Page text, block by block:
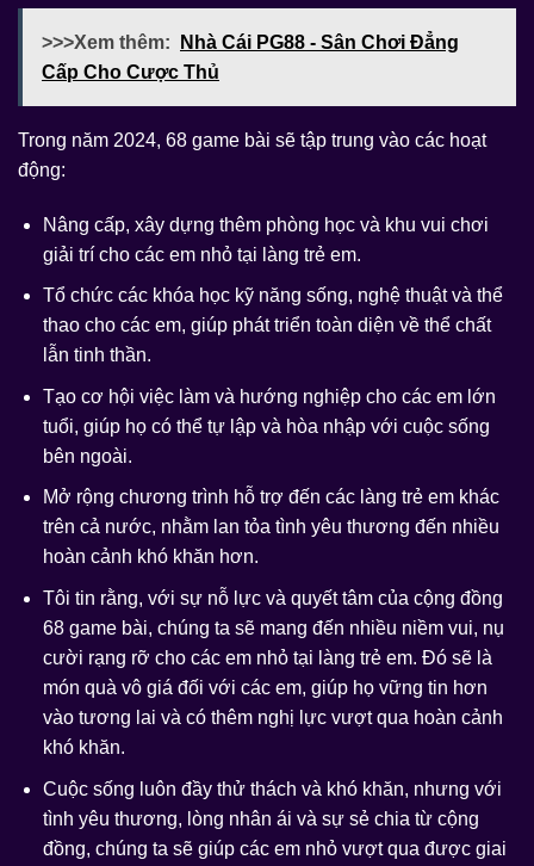
>>>Xem thêm:
Nhà Cái PG88 - Sân Chơi Đẳng
Cấp Cho Cược Thủ
Trong năm 2024, 68 game bài sẽ tập trung vào các hoạt
động:
Nâng cấp, xây dựng thêm phòng học và khu vui chơi
giải trí cho các em nhỏ tại làng trẻ em.
Tổ chức các khóa học kỹ năng sống, nghệ thuật và thể
thao cho các em, giúp phát triển toàn diện về thể chất
lẫn tinh thần.
Tạo cơ hội việc làm và hướng nghiệp cho các em lớn
tuổi, giúp họ có thể tự lập và hòa nhập với cuộc sống
bên ngoài.
Mở rộng chương trình hỗ trợ đến các làng trẻ em khác
trên cả nước, nhằm lan tỏa tình yêu thương đến nhiều
hoàn cảnh khó khăn hơn.
Tôi tin rằng, với sự nỗ lực và quyết tâm của cộng đồng
68 game bài, chúng ta sẽ mang đến nhiều niềm vui, nụ
cười rạng rỡ cho các em nhỏ tại làng trẻ em. Đó sẽ là
món quà vô giá đối với các em, giúp họ vững tin hơn
vào tương lai và có thêm nghị lực vượt qua hoàn cảnh
khó khăn.
Cuộc sống luôn đầy thử thách và khó khăn, nhưng với
tình yêu thương, lòng nhân ái và sự sẻ chia từ cộng
đồng, chúng ta sẽ giúp các em nhỏ vượt qua được giai